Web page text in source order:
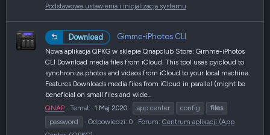
Podstawowe ustawienia i inicjalizacja systemu
Download Gimme-iPhotos CLI
Nowa aplikacja QPKG w sklepie Qnapclub Store: Gimme-iPhotos
CLI Download media files from iCloud. This tool uses pyicloud to
synchronize photos and videos from iCloud to your local machine.
Features Downloads media files from iCloud in parallel (might be
beneficial on small files and wide...
QNAP
Temat 1 Maj 2020 app center config
files
password
Odpowiedzi: 0 Forum: Centrum aplikacji (App